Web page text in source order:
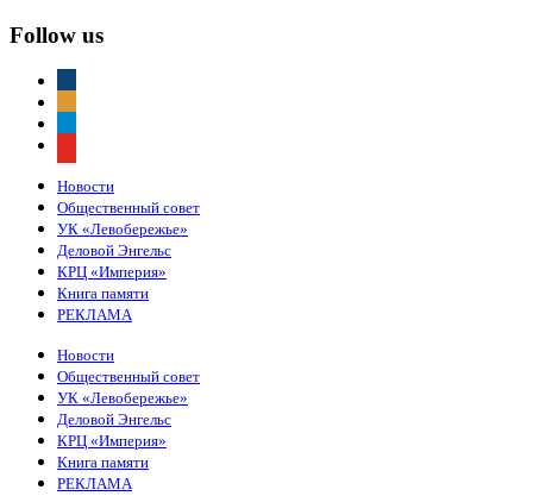
Follow us
Новости
Общественный совет
УК «Левобережье»
Деловой Энгельс
КРЦ «Империя»
Книга памяти
РЕКЛАМА
Новости
Общественный совет
УК «Левобережье»
Деловой Энгельс
КРЦ «Империя»
Книга памяти
РЕКЛАМА